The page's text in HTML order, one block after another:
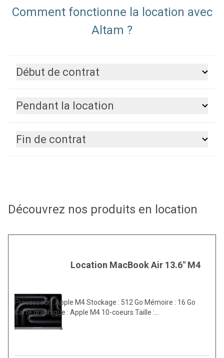
Comment fonctionne la location avec
Altam ?
Début de contrat
Pendant la location
Fin de contrat
Découvrez nos produits en location
Location MacBook Air 13.6" M4
Processeur : Apple M4 Stockage : 512 Go Mémoire : 16 Go
Carte graphique : Apple M4 10-coeurs Taille :…